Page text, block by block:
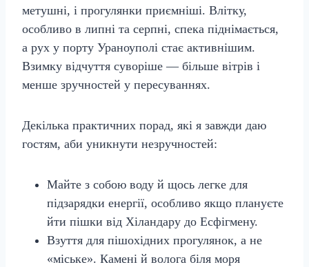
метушні, і прогулянки приємніші. Влітку,
особливо в липні та серпні, спека піднімається,
а рух у порту Ураноуполі стає активнішим.
Взимку відчуття суворіше — більше вітрів і
менше зручностей у пересуваннях.
Декілька практичних порад, які я завжди даю
гостям, аби уникнути незручностей:
Майте з собою воду й щось легке для
підзарядки енергії, особливо якщо плануєте
йти пішки від Хіландару до Есфігмену.
Взуття для пішохідних прогулянок, а не
«міське». Камені й волога біля моря